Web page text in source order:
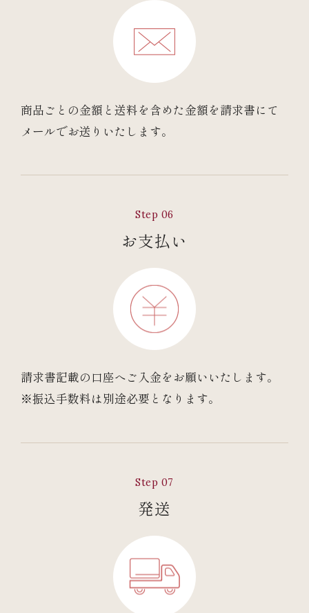
商品ごとの金額と送料を含めた金額を請求書にて
メールでお送りいたします。
Step 06
お支払い
請求書記載の口座へご入金をお願いいたします。
※振込手数料は別途必要となります。
Step 07
発送